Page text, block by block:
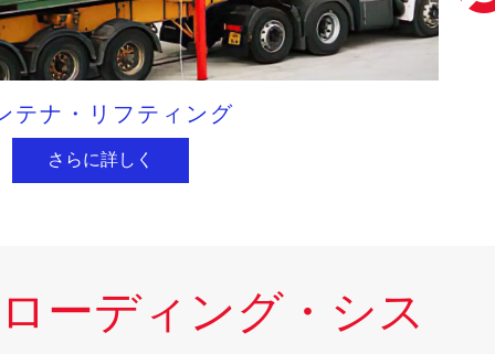
テナ・リフティング
さらに詳しく
ーディング・シス